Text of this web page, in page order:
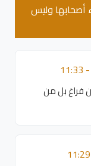
أصحابها وليس
فراغ بل من